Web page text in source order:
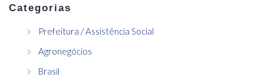
Categorias
Prefeitura / Assistência Social
Agronegócios
Brasil